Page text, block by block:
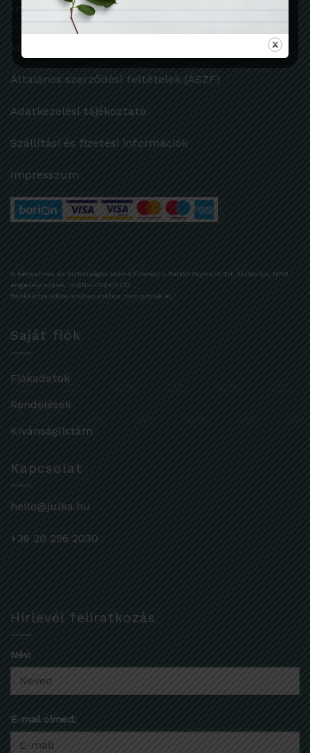
Információk
Általános szerződési feltételek (ÁSZF)
Adatkezelési tájékoztató
Szállítási és fizetési információk
Impresszum
A kényelmes és biztonságos online fizetést a Barion Payment Zrt. biztosítja, MNB
engedély száma: H-EN-I-1064/2013
Bankkártya adatai áruházunkhoz nem jutnak el.
Saját fiók
Fiókadatok
Rendelések
Kívánságlistám
Kapcsolat
hello@julka.hu
+36 20 296 2030
Hírlevél feliratkozás
Név:
E-mail címed: